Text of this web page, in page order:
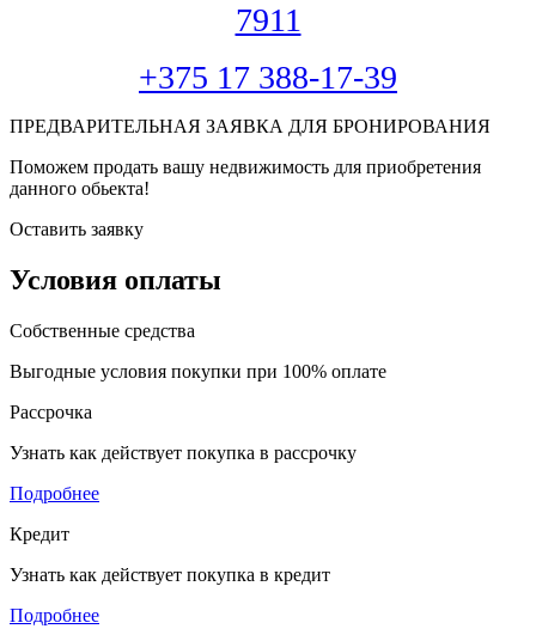
7911
+375 17 388-17-39
ПРЕДВАРИТЕЛЬНАЯ ЗАЯВКА ДЛЯ БРОНИРОВАНИЯ
Поможем продать вашу недвижимость для приобретения
данного обьекта!
Оставить заявку
Условия оплаты
Собственные средства
Выгодные условия покупки при 100% оплате
Рассрочка
Узнать как действует покупка в рассрочку
Подробнее
Кредит
Узнать как действует покупка в кредит
Подробнее